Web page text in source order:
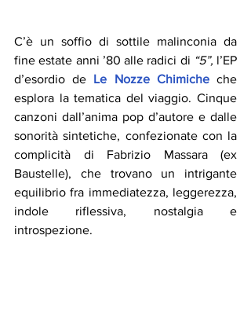
C’è un soffio di sottile malinconia da
fine estate anni ’80 alle radici di “5”, l’EP
d’esordio de Le Nozze Chimiche che
esplora la tematica del viaggio. Cinque
canzoni dall’anima pop d’autore e dalle
sonorità sintetiche, confezionate con la
complicità di Fabrizio Massara (ex
Baustelle), che trovano un intrigante
equilibrio fra immediatezza, leggerezza,
indole riflessiva, nostalgia e
introspezione.